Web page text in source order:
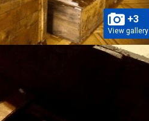
+3
View gallery